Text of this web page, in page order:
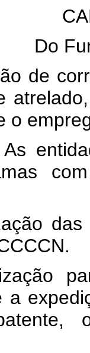
Do
de
o
a